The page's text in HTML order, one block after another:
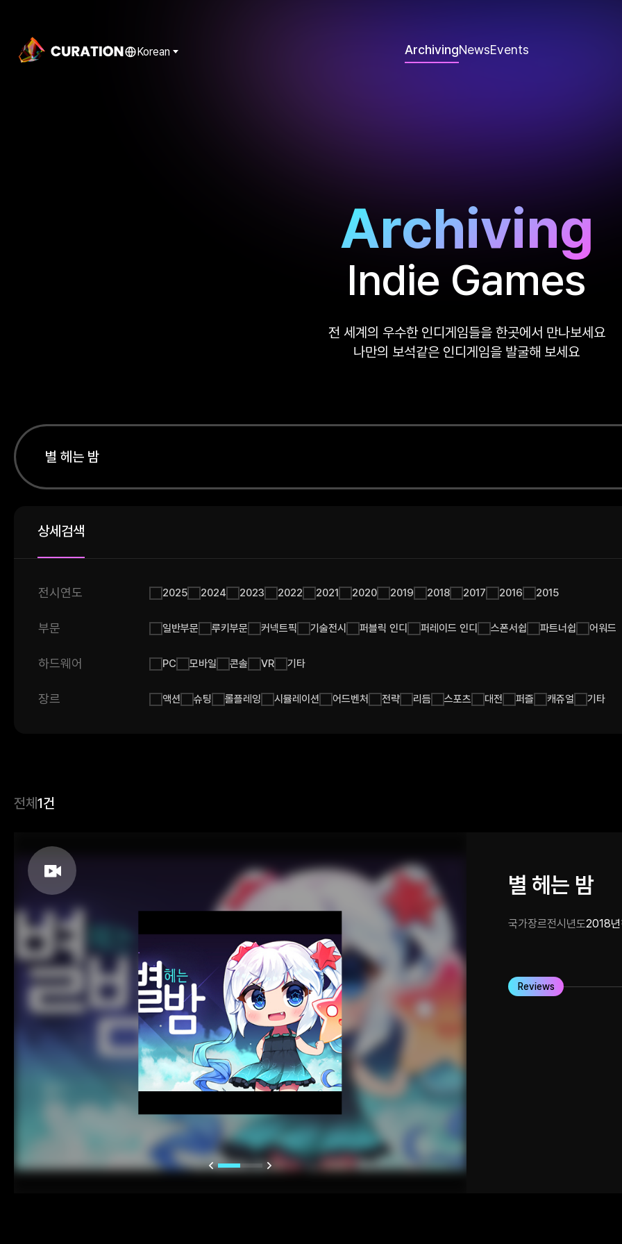
Korean ArchivingNewsEvents
Archiving
Indie Games
전 세계의 우수한 인디게임들을 한곳에서 만나보세요
나만의 보석같은 인디게임을 발굴해 보세요
상세검색
전시연도 2025 2024 2023 2022 2021 2020 2019 2018 2017 2016 2015
부문 일반부문 루키부문 커넥트픽 기술전시 퍼블릭 인디 퍼레이드 인디 스폰서쉽 파트너쉽 어워드
하드웨어 PC 모바일 콘솔 VR 기타
장르 액션 슈팅 롤플레잉 시뮬레이션 어드벤처 전략 리듬 스포츠 대전 퍼즐 캐쥬얼 기타
전체 1건
별 헤는 밤
국가장르전시년도2018년
Reviews